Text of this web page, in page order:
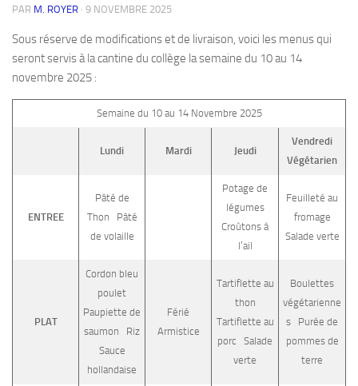
PAR M. ROYER · 9 NOVEMBRE 2025
Sous réserve de modifications et de livraison, voici les menus qui
seront servis à la cantine du collège la semaine du 10 au 14
novembre 2025 :
Semaine du 10 au 14 Novembre 2025
Lundi Mardi Jeudi
Vendredi
Végétarien
ENTREE
Pâté de
Thon Pâté
de volaille
Potage de
légumes
Croûtons à
l’ail
Feuilleté au
fromage
Salade verte
PLAT
Cordon bleu
poulet
Paupiette de
saumon Riz
Sauce
hollandaise
Férié
Armistice
Tartiflette au
thon
Tartiflette au
porc Salade
verte
Boulettes
végétarienne
s Purée de
pommes de
terre